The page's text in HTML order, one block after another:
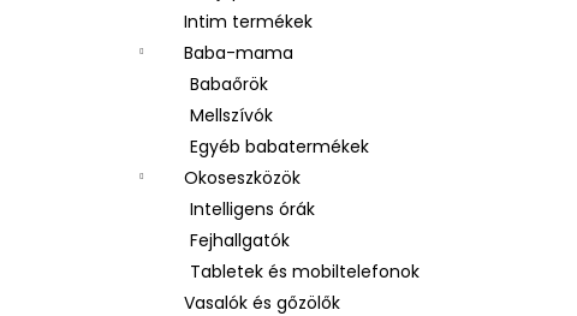
Intim termékek
Baba-mama
Babaőrök
Mellszívók
Egyéb babatermékek
Okoseszközök
Intelligens órák
Fejhallgatók
Tabletek és mobiltelefonok
Vasalók és gőzölők